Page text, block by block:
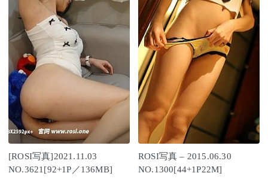
[ROSI写真]2021.11.03
NO.3621[92+1P／136MB]
ROSI写真 – 2015.06.30
NO.1300[44+1P22M]